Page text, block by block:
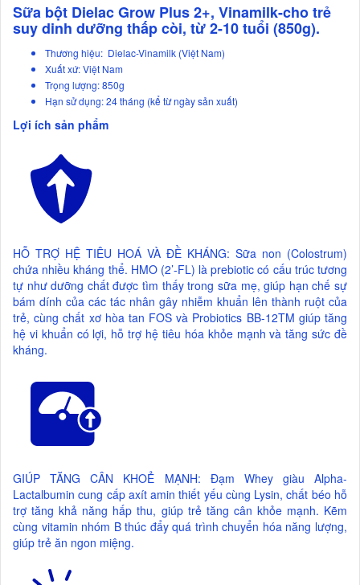
Sữa bột Dielac Grow Plus 2+, Vinamilk-cho trẻ
suy dinh dưỡng thấp còi, từ 2-10 tuổi (850g).
Thương hiệu: Dielac-Vinamilk (Việt Nam)
Xuất xứ: Việt Nam
Trọng lượng: 850g
Hạn sử dụng: 24 tháng (kể từ ngày sản xuất)
Lợi ích sản phẩm
HỖ TRỢ HỆ TIÊU HOÁ VÀ ĐỀ KHÁNG: Sữa non (Colostrum)
chứa nhiều kháng thể. HMO (2’-FL) là prebiotic có cấu trúc tương
tự như dưỡng chất được tìm thấy trong sữa mẹ, giúp hạn chế sự
bám dính của các tác nhân gây nhiễm khuẩn lên thành ruột của
trẻ, cùng chất xơ hòa tan FOS và Probiotics BB-12TM giúp tăng
hệ vi khuẩn có lợi, hỗ trợ hệ tiêu hóa khỏe mạnh và tăng sức đề
kháng.
GIÚP TĂNG CÂN KHOẺ MẠNH: Đạm Whey giàu Alpha-
Lactalbumin cung cấp axít amin thiết yếu cùng Lysin, chất béo hỗ
trợ tăng khả năng hấp thu, giúp trẻ tăng cân khỏe mạnh. Kẽm
cùng vitamin nhóm B thúc đẩy quá trình chuyển hóa năng lượng,
giúp trẻ ăn ngon miệng.